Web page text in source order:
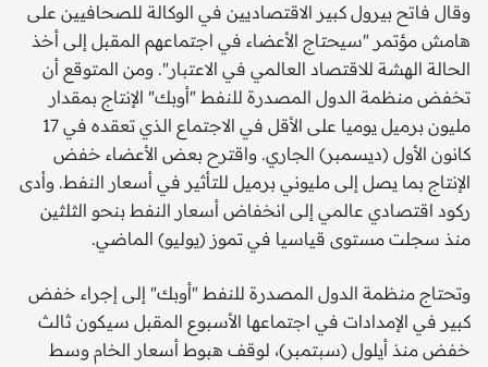
وقال فاتح بيرول كبير الاقتصاديين في الوكالة للصحافيين على
هامش مؤتمر "سيحتاج الأعضاء في اجتماعهم المقبل إلى أخذ
الحالة الهشة للاقتصاد العالمي في الاعتبار". ومن المتوقع أن
تخفض منظمة الدول المصدرة للنفط "أوبك" الإنتاج بمقدار
مليون برميل يوميا على الأقل في الاجتماع الذي تعقده في 17
كانون الأول (ديسمبر) الجاري. واقترح بعض الأعضاء خفض
الإنتاج بما يصل إلى مليوني برميل للتأثير في أسعار النفط. وأدى
ركود اقتصادي عالمي إلى انخفاض أسعار النفط بنحو الثلثين
منذ سجلت مستوى قياسيا في تموز (يوليو) الماضي.
وتحتاج منظمة الدول المصدرة للنفط "أوبك" إلى إجراء خفض
كبير في الإمدادات في اجتماعها الأسبوع المقبل سيكون ثالث
خفض منذ أيلول (سبتمبر)، لوقف هبوط أسعار الخام وسط